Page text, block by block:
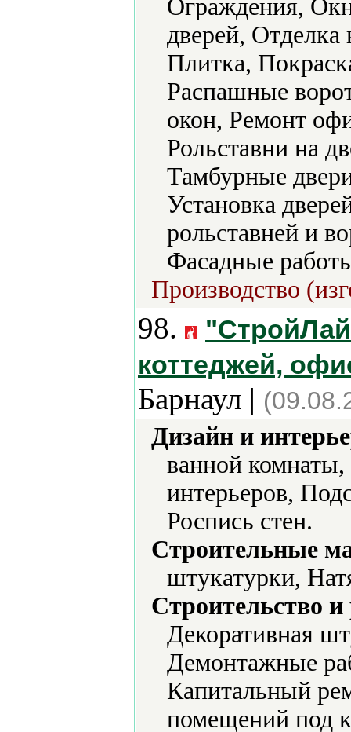
Ограждения,
дверей,
Плитка,
Распашные
окон, Ремонт
Рольставни на
Тамбурные
Установка
рольставней и
Фасадные
Производство
98.
коттеджей,
Барнаул |
Дизайн и
ванной
интерьеров,
Роспись стен.
Строительные
штукатурки,
Строительство
Декоративная
Демонтажные
Капитальный
помещений под